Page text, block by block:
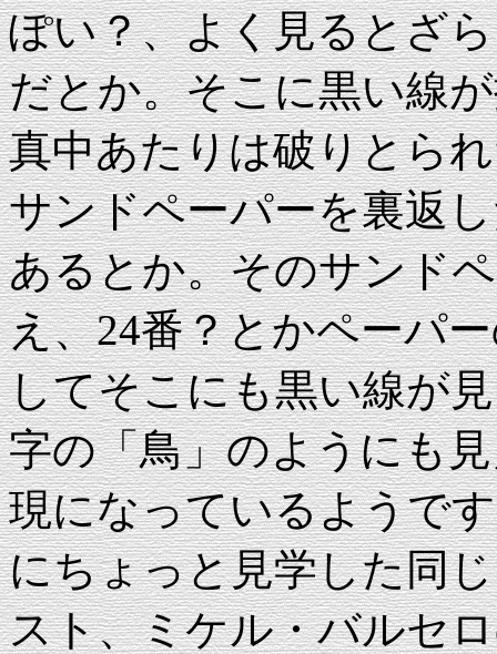
ぽい？、よく見るとざ
だとか。そこに黒い線
真中あたりは破りとら
サンドペーパーを裏返
あるとか。そのサンド
え、24番？とかペーパ
してそこにも黒い線が
字の「鳥」のようにも
現になっているようで
にちょっと見学した同
スト、ミケル・バルセ